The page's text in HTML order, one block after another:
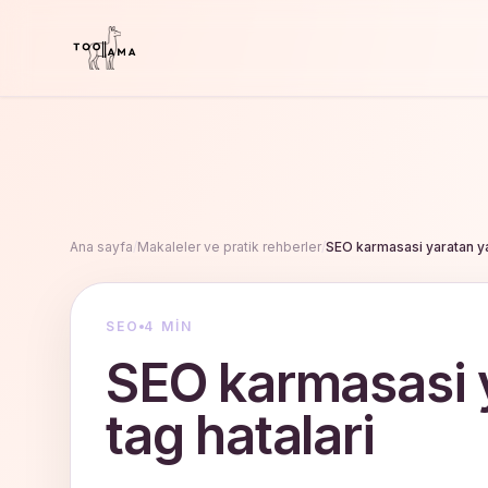
Ana sayfa Makaleler ve pratik rehberler SEO karmasasi yaratan
SEO 4 MIN
SEO
tag hatalari